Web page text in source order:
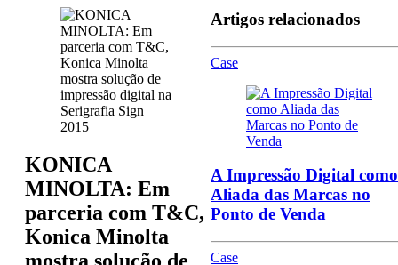
KONICA
MINOLTA: Em
parceria com T&C,
Konica Minolta
Artigos relacionados
Case
A Impressão Digital como
Aliada das Marcas no
Ponto de Venda
Case